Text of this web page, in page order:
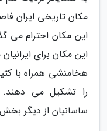
مکان تاریخی ایران
این مکان احترام می
این مکان برای
هخامنشی همراه با
را تشکیل می
ساسانیان از دیگر